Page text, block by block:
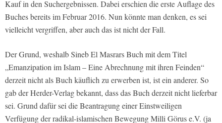
Kauf in den Suchergebnissen. Dabei erschien die erste Auflage des
Buches bereits im Februar 2016. Nun könnte man denken, es sei
vielleicht vergriffen, aber auch das ist nicht der Fall.
Der Grund, weshalb Sineb El Masrars Buch mit dem Titel
„Emanzipation im Islam – Eine Abrechnung mit ihren Feinden“
derzeit nicht als Buch käuflich zu erwerben ist, ist ein anderer. So
gab der Herder-Verlag bekannt, dass das Buch derzeit nicht lieferbar
sei. Grund dafür sei die Beantragung einer Einstweiligen
Verfügung der radikal-islamischen Bewegung Milli Görus e.V. (ja